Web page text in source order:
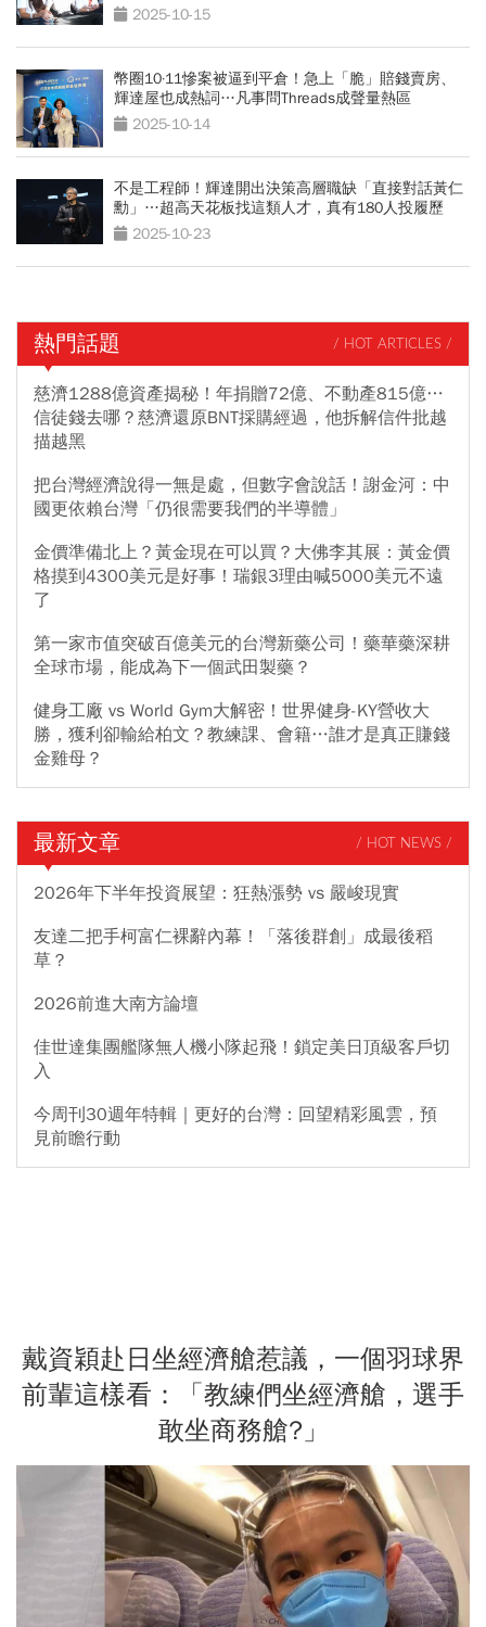
2025-10-15
幣圈10·11慘案被逼到平倉！急上「脆」賠錢賣房、
輝達屋也成熱詞…凡事問Threads成聲量熱區
2025-10-14
不是工程師！輝達開出決策高層職缺「直接對話黃仁
勳」…超高天花板找這類人才，真有180人投履歷
2025-10-23
熱門話題 / HOT ARTICLES /
慈濟1288億資產揭秘！年捐贈72億、不動產815億…
信徒錢去哪？慈濟還原BNT採購經過，他拆解信件批越
描越黑
把台灣經濟說得一無是處，但數字會說話！謝金河：中
國更依賴台灣「仍很需要我們的半導體」
金價準備北上？黃金現在可以買？大佛李其展：黃金價
格摸到4300美元是好事！瑞銀3理由喊5000美元不遠
了
第一家市值突破百億美元的台灣新藥公司！藥華藥深耕
全球市場，能成為下一個武田製藥？
健身工廠 vs World Gym大解密！世界健身-KY營收大
勝，獲利卻輸給柏文？教練課、會籍…誰才是真正賺錢
金雞母？
最新文章 / HOT NEWS /
2026年下半年投資展望：狂熱漲勢 vs 嚴峻現實
友達二把手柯富仁裸辭內幕！「落後群創」成最後稻
草？
2026前進大南方論壇
佳世達集團艦隊無人機小隊起飛！鎖定美日頂級客戶切
入
今周刊30週年特輯｜更好的台灣：回望精彩風雲，預
見前瞻行動
戴資穎赴日坐經濟艙惹議，一個羽球界
前輩這樣看：「教練們坐經濟艙，選手
敢坐商務艙?」